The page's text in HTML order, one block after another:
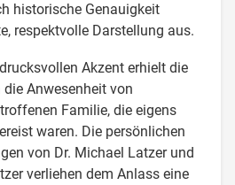
historische Genauigkeit
respektvolle Darstellung aus.
Akzent erhielt die
Anwesenheit von
Familie, die eigens
waren. Die persönlichen
von Dr. Michael Latzer und
verliehen dem Anlass eine